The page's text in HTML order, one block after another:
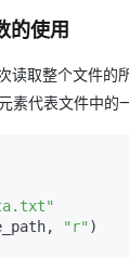
的使用
读取整个文件的
素代表文件中的
"r" )